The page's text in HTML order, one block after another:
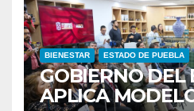
BIENESTAR ESTADO DE PUEBLA
GOBIERNO DEL
APLICA